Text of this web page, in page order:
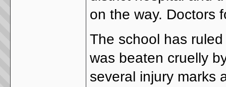
on the way. Doctors
The school has
was beaten cruelly
several injury marks